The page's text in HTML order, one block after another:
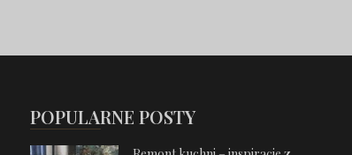
POPULARNE POSTY